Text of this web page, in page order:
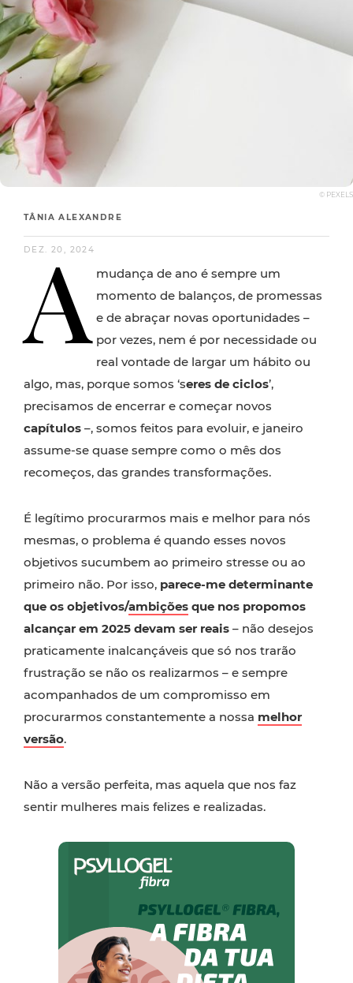
© PEXELS
TÂNIA ALEXANDRE
DEZ. 20, 2024
A mudança de ano é sempre um
momento de balanços, de promessas
e de abraçar novas oportunidades –
por vezes, nem é por necessidade ou
real vontade de largar um hábito ou
algo, mas, porque somos ‘seres de ciclos’,
precisamos de encerrar e começar novos
capítulos –, somos feitos para evoluir, e janeiro
assume-se quase sempre como o mês dos
recomeços, das grandes transformações.
É legítimo procurarmos mais e melhor para nós
mesmas, o problema é quando esses novos
objetivos sucumbem ao primeiro stresse ou ao
primeiro não. Por isso, parece-me determinante
que os objetivos/ambições que nos propomos
alcançar em 2025 devam ser reais – não desejos
praticamente inalcançáveis que só nos trarão
frustração se não os realizarmos – e sempre
acompanhados de um compromisso em
procurarmos constantemente a nossa melhor
versão.
Não a versão perfeita, mas aquela que nos faz
sentir mulheres mais felizes e realizadas.